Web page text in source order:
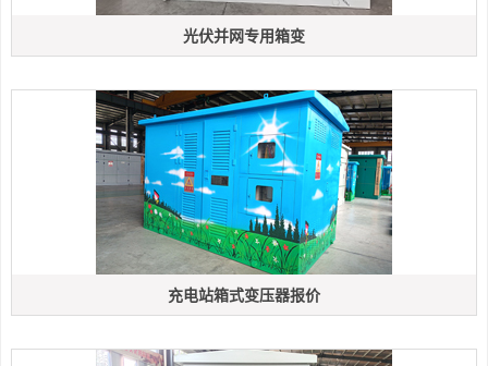
光伏并网专用箱变
充电站箱式变压器报价